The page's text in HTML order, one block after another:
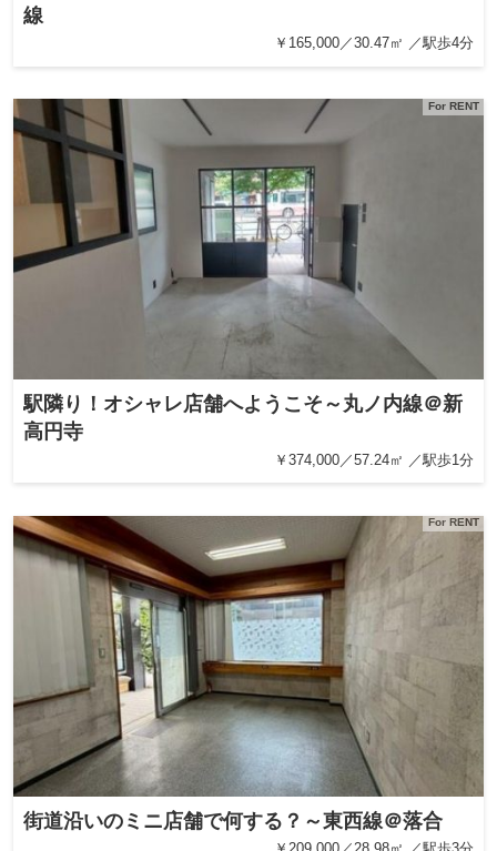
線
￥165,000／30.47㎡ ／駅歩4分
For RENT
駅隣り！オシャレ店舗へようこそ～丸ノ内線＠新
高円寺
￥374,000／57.24㎡ ／駅歩1分
For RENT
街道沿いのミニ店舗で何する？～東西線＠落合